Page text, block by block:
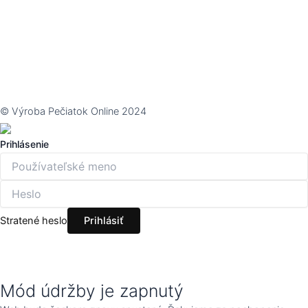
Mód údržby je zapnutý
© Výroba Pečiatok Online 2024
Prihlásenie
Stratené heslo